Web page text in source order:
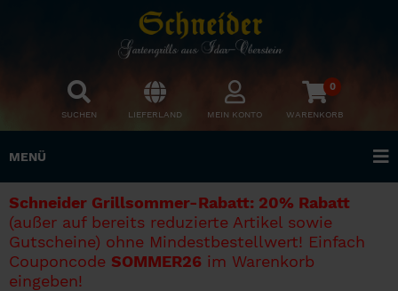
SUCHEN LIEFERLAND MEIN KONTO
0
WARENKORB
MENÜ
Schneider Grillsommer-Rabatt: 20% Rabatt
(außer auf bereits reduzierte Artikel sowie
Gutscheine) ohne Mindestbestellwert! Einfach
Couponcode SOMMER26 im Warenkorb
eingeben!